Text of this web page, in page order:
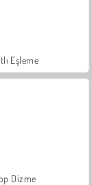
Eşleme
Dizme